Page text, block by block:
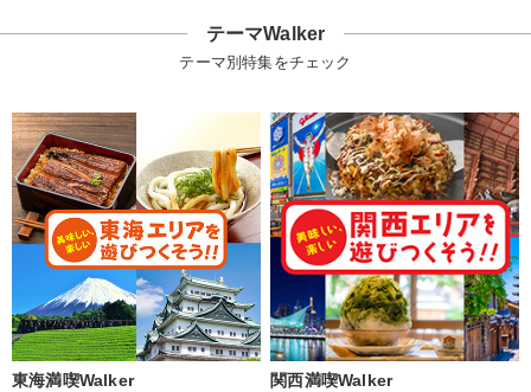
テーマWalker
テーマ別特集をチェック
東海満喫Walker 関西満喫Walker